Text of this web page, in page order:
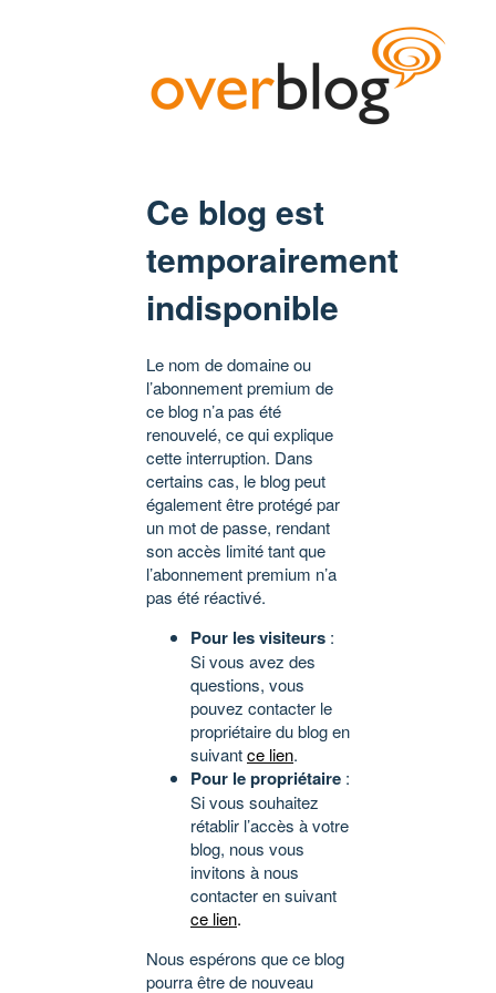
Ce blog est
temporairement
indisponible
Le nom de domaine ou
l’abonnement premium de
ce blog n’a pas été
renouvelé, ce qui explique
cette interruption. Dans
certains cas, le blog peut
également être protégé par
un mot de passe, rendant
son accès limité tant que
l’abonnement premium n’a
pas été réactivé.
Pour les visiteurs :
Si vous avez des
questions, vous
pouvez contacter le
propriétaire du blog en
suivantce lien.
Pour le propriétaire :
Si vous souhaitez
rétablir l’accès à votre
blog, nous vous
invitons à nous
contacter en suivant
ce lien.
Nous espérons que ce blog
pourra être de nouveau